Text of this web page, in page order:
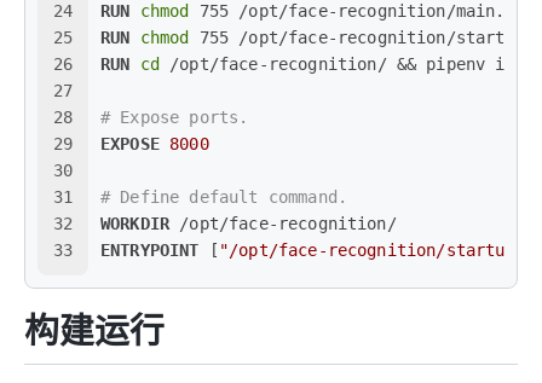
24
25
26
27
28
29
30
31
32
33
RUN
chmod
755 /opt/face-recognition/main.py
RUN
chmod
755 /opt/face-recognition/
RUN
cd /opt/face-recognition/ && pipenv
# Expose ports.
EXPOSE 8000
# Define default command.
WORKDIR /opt/face-recognition/
ENTRYPOINT [ "/opt/face-recognition/
构建运行